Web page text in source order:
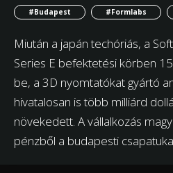
#Budapest #Formlabs
Miután a japán techóriás, a
Series E befektetési körben
be, a 3D nyomtatókat gyártó
hivatalosan is több milliárd
növekedett. A vállalkozás
pénzből a budapesti